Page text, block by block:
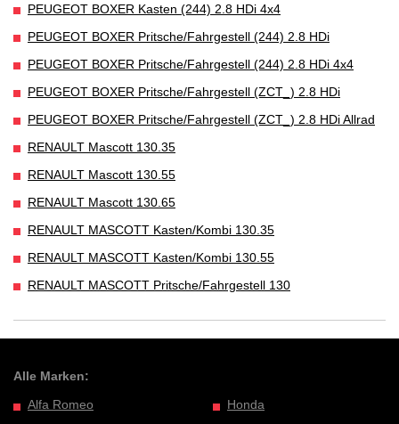
PEUGEOT BOXER Kasten (244) 2.8 HDi 4x4
PEUGEOT BOXER Pritsche/Fahrgestell (244) 2.8 HDi
PEUGEOT BOXER Pritsche/Fahrgestell (244) 2.8 HDi 4x4
PEUGEOT BOXER Pritsche/Fahrgestell (ZCT_) 2.8 HDi
PEUGEOT BOXER Pritsche/Fahrgestell (ZCT_) 2.8 HDi Allrad
RENAULT Mascott 130.35
RENAULT Mascott 130.55
RENAULT Mascott 130.65
RENAULT MASCOTT Kasten/Kombi 130.35
RENAULT MASCOTT Kasten/Kombi 130.55
RENAULT MASCOTT Pritsche/Fahrgestell 130
Alle Marken:
Alfa Romeo
Honda